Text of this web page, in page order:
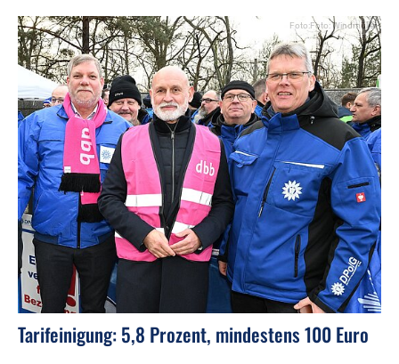
Foto:Foto: Windmüller
Tarifeinigung: 5,8 Prozent, mindestens 100 Euro